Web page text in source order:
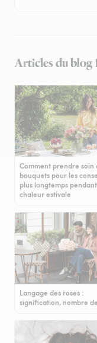
Articles du
Comment prendre soin
bouquets pour les
plus longtemps
chaleur estivale
Langage des roses :
signification, nombre